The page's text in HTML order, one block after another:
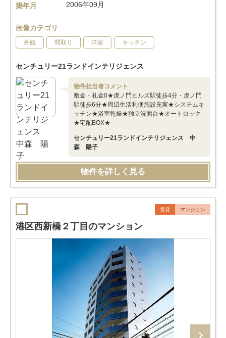
築年月
2006年09月
画像カテゴリ
外観 間取り 洋室 キッチン
センチュリー21ランドインテリジェンス
物件担当者コメント
敷金・礼金0★虎ノ門ヒルズ駅徒歩4分・虎ノ門
駅徒歩6分★周辺生活利便施設充実★システムキ
ッチン★浴室乾燥★独立洗面台★オートロック
★宅配BOX★
センチュリー21ランドインテリジェンス 中
森 陽子
物件を詳しく見る
賃貸 マンション
港区西新橋２丁目のマンション